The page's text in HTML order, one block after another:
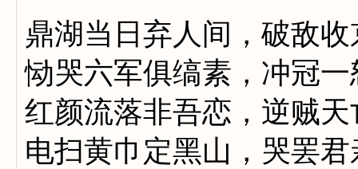
鼎湖当日弃人间，破敌
恸哭六军俱缟素，冲冠
红颜流落非吾恋，逆贼
电扫黄巾定黑山，哭罢